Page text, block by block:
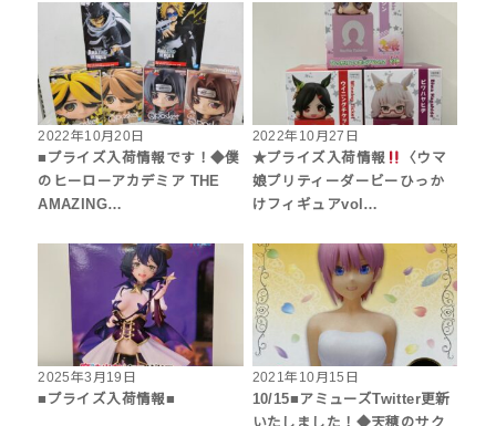
2022年10月20日
■プライズ入荷情報です！◆僕
のヒーローアカデミア THE
AMAZING…
2022年10月27日
★プライズ入荷情報
〈ウマ
娘プリティーダービーひっか
けフィギュアvol…
2025年3月19日
■プライズ入荷情報■
2021年10月15日
10/15■アミューズTwitter更新
いたしました！◆天穂のサク